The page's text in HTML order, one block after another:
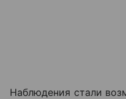
Наблюдения стали